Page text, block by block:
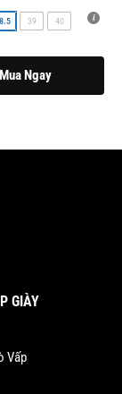
Mua Ngay
39 40
GIÀY
Vấp